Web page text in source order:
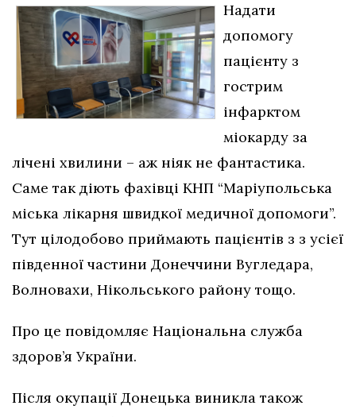
Надати
допомогу
пацієнту з
гострим
інфарктом
міокарду за
лічені хвилини – аж ніяк не фантастика.
Саме так діють фахівці КНП “Маріупольська
міська лікарня швидкої медичної допомоги”.
Тут цілодобово приймають пацієнтів з з усієї
південної частини Донеччини Вугледара,
Волновахи, Нікольського району тощо.
Про це повідомляє Національна служба
здоров’я України.
Після окупації Донецька виникла також